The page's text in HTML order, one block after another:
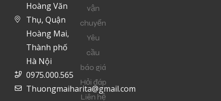
Hoàng Văn
Thụ, Quận
Hoàng Mai,
Thành phố
Hà Nội
0975.000.565
Thuongmaiharita@gmail.com
vận
chuyển
Yêu
cầu
báo giá
Hỏi đáp
Liên hệ